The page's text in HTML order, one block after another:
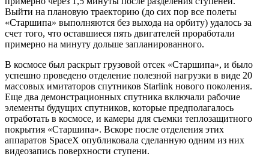
Выйти на плановую траекторию (до сих пор все полеты
«Старшипа» выполняются без выхода на орбиту) удалось за
счет того, что оставшиеся пять двигателей проработали
примерно на минуту дольше запланированного.
В космосе был раскрыт грузовой отсек «Старшипа», и было
успешно проведено отделение полезной нагрузки в виде 20
массовых имитаторов спутников Starlink нового поколения.
Еще два демонстрационных спутника включали рабочие
элементы будущих спутников, которые предполагалось
отработать в космосе, и камеры для съемки теплозащитного
покрытия «Старшипа». Вскоре после отделения этих
аппаратов SpaceX опубликовала сделанную одним из них
видеозапись поверхности ступени.